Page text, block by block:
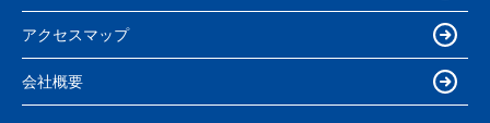
アクセスマップ
会社概要